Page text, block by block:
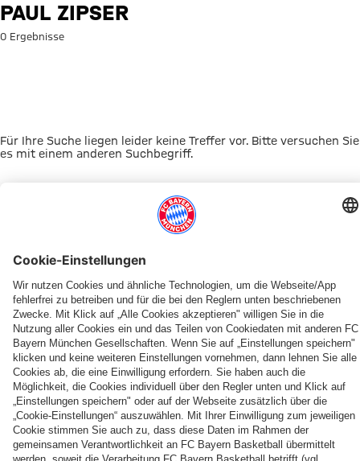
Suche: Paul Zipser
PAUL ZIPSER
0 Ergebnisse
Für Ihre Suche liegen leider keine Treffer vor. Bitte versuchen Sie
es mit einem anderen Suchbegriff.
DAS KÖNNTE DICH INTERESSIEREN
FRAUEN
Autogrammkarten
TICKETS
FCB
Frauen
FRAUEN
Alle
Videos
der
Frauenteams
des
MYFCBAYERN
Entdecke
deinen
persönlichen
Fanbereich
PARTNER